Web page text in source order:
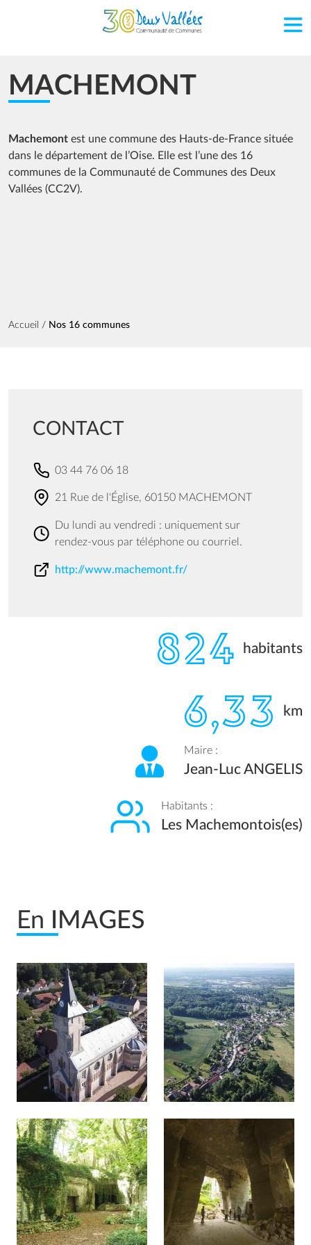
Aller au contenu principal
MACHEMONT
Machemont est une commune des Hauts-de-France située
dans le département de l’Oise. Elle est l’une des 16
communes de la Communauté de Communes des Deux
Vallées (CC2V).
Fil d'Ariane
Accueil Nos 16 communes
CONTACT
03 44 76 06 18
21 Rue de l'Église, 60150 MACHEMONT
Du lundi au vendredi : uniquement sur
rendez-vous par téléphone ou courriel.
http://www.machemont.fr/
824 habitants
6,33 km
Maire :
Jean-Luc ANGELIS
Habitants :
Les Machemontois(es)
En IMAGES
Afficher en diaporama Afficher en diaporama